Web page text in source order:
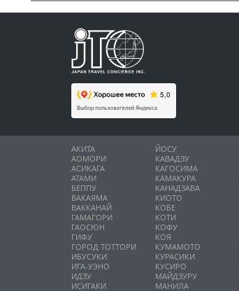
АКИТА
АОМОРИ
АСИКАГА
АТАМИ
БЕППУ
ВАКАЯМА
ВАККАНАЙ
ГАМАГОРИ
ГАОСЮН
ГИФУ
ГОРОД ТОТТОРИ
ИБУСУКИ
ИГА-УЭНО
ИДЗУ
ИСИГАКИ
ЙОСУ
КАВАДЗУ
КАГОСИМА
КАМАКУРА
КАНАДЗАВА
КИОТО
КОБЕ
КОТИ
КОФУ
КОЯ
КУМАМОТО
КУРАСИКИ
КУСИРО
МАЙДЗУРУ
МАНИЛА